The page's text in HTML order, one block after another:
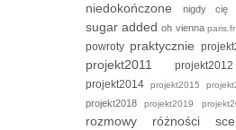
niedokończone nigdy cię
sugar addedoh vienna paris.fr
powroty praktycznie
projekt2011
projekt2014projekt2015
projekt2018projekt2019
rozmowy różności